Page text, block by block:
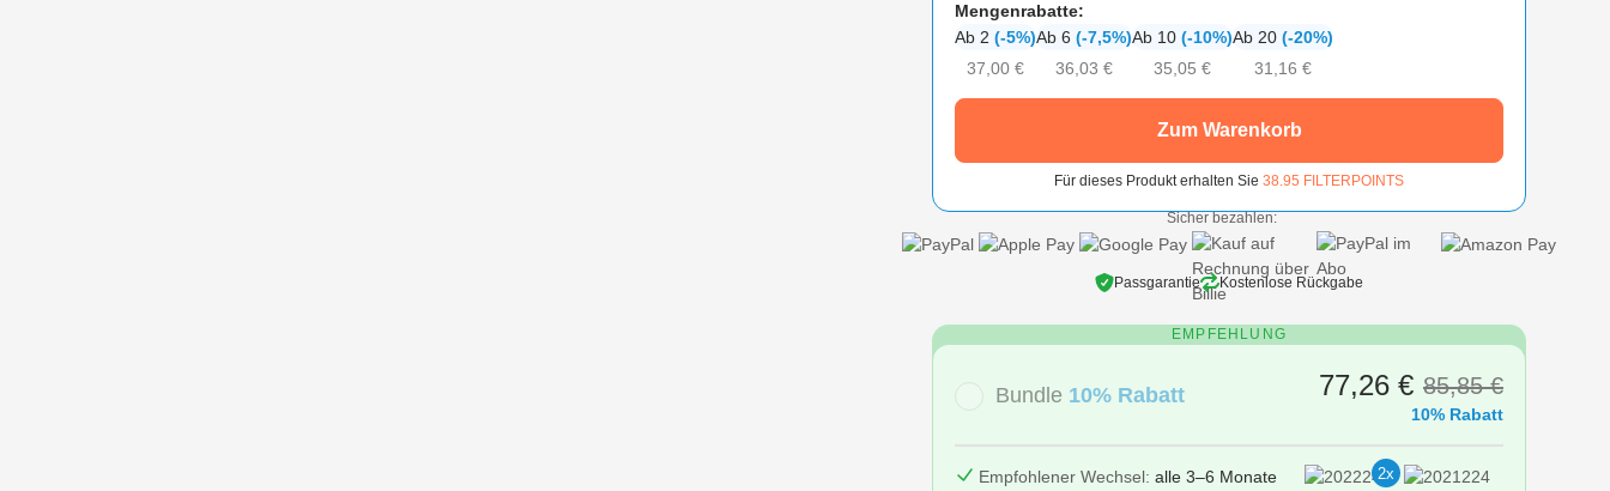
Mengenrabatte:
Ab 2 (-5%)
37,00 €
Ab 6 (-7,5%)
36,03 €
Ab 10 (-10%)
35,05 €
Ab 20 (-20%)
31,16 €
Zum Warenkorb
Für dieses Produkt erhalten Sie 38.95 FILTERPOINTS
Sicher bezahlen:
Passgarantie Kostenlose Rückgabe
EMPFEHLUNG
Bundle 10% Rabatt 77,26 € 85,85 €
10% Rabatt
Empfohlener Wechsel: alle 3–6 Monate
2x